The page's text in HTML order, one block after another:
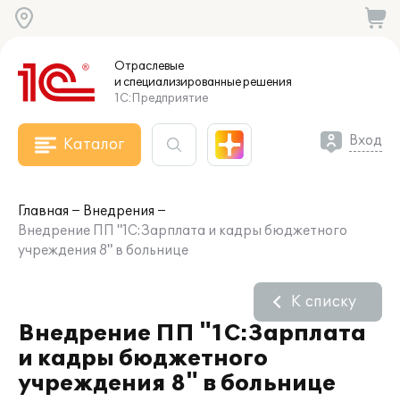
Отраслевые
и специализированныерешения
1С:Предприятие
Каталог Вход
Главная
Внедрения
Внедрение ПП "1С:Зарплата и кадры бюджетного
учреждения 8" в больнице
Внедрение ПП "1С:Зарплата
и кадры бюджетного
учреждения 8" в больнице
К списку